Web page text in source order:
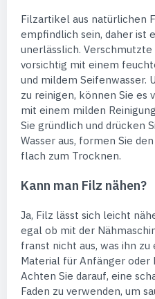
Filzartikel aus natürlichen
empfindlich sein, daher ist
unerlässlich.
vorsichtig mit einem
und mildem Seifenwasser.
zu reinigen, können Sie es
mit einem milden
Sie gründlich und drücken
Wasser aus, formen Sie
flach zum Trocknen.
Kann man Filz nähen?
Ja, Filz lässt sich leicht
egal ob mit der
franst nicht aus, was ihn
Material für Anfänger oder
Achten Sie darauf, eine
Faden zu verwenden, um